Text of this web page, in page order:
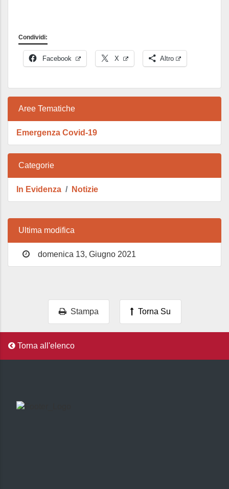
Condividi:
Facebook X Altro
Aree Tematiche
Emergenza Covid-19
Categorie
In Evidenza Notizie
Ultima modifica
domenica 13, Giugno 2021
Stampa Torna Su
Torna all'elenco